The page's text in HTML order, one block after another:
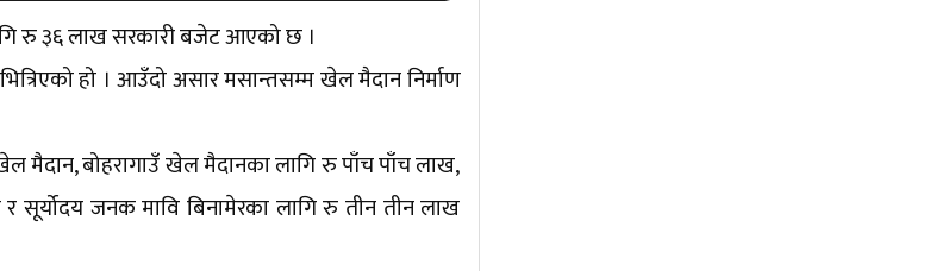
रु ३६ लाख सरकारी बजेट आएको छ ।
हो । आउँदो असार मसान्तसम्म खेल मैदान निर्माण
खेल मैदान, बोहरागाउँ खेल मैदानका लागि रु पाँच पाँच लाख,
सूर्योदय जनक मावि बिनामेरका लागि रु तीन तीन लाख